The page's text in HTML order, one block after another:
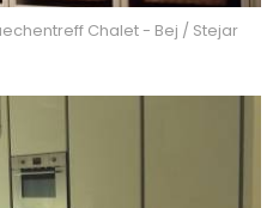
Chalet - Bej / Stejar